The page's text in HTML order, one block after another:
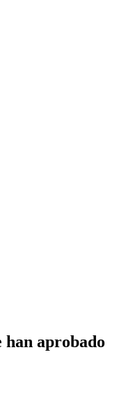
han aprobado